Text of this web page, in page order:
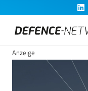
Anzeige